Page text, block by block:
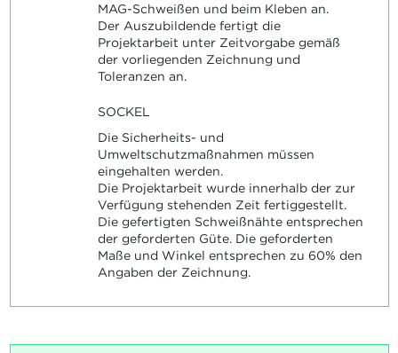
MAG-Schweißen und beim Kleben an.
Der Auszubildende fertigt die
Projektarbeit unter Zeitvorgabe gemäß
der vorliegenden Zeichnung und
Toleranzen an.
SOCKEL
Die Sicherheits- und
Umweltschutzmaßnahmen müssen
eingehalten werden.
Die Projektarbeit wurde innerhalb der zur
Verfügung stehenden Zeit fertiggestellt.
Die gefertigten Schweißnähte entsprechen
der geforderten Güte. Die geforderten
Maße und Winkel entsprechen zu 60% den
Angaben der Zeichnung.